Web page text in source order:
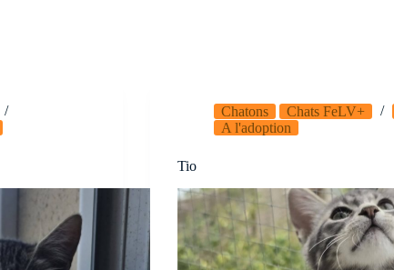
Chatons Chats FeLV+
A l'adoption
Tio